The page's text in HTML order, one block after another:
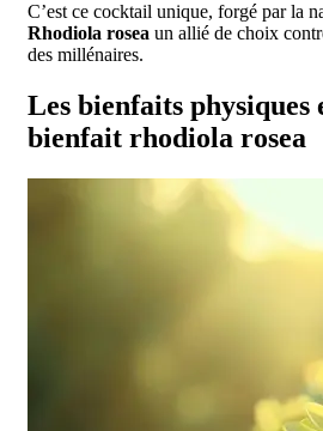
C’est ce cocktail unique, forgé par la
Rhodiola rosea un allié de choix
des millénaires.
Les bienfaits physiques
bienfait rhodiola rosea